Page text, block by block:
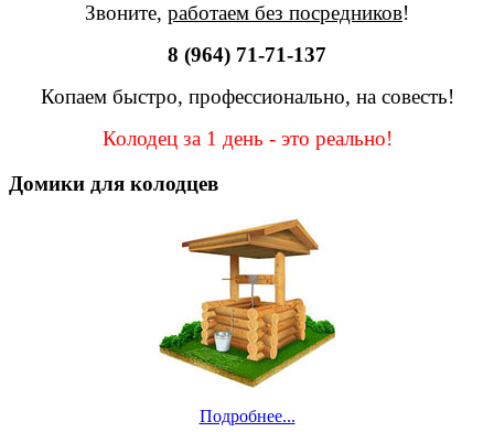
Звоните, работаем без посредников!
8 (964) 71-71-137
Копаем быстро, профессионально, на совесть!
Колодец за 1 день - это реально!
Домики для колодцев
Подробнее...